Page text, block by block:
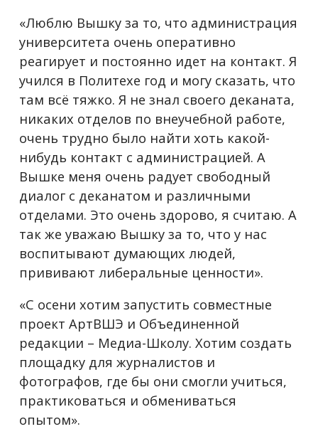
«Люблю Вышку за то, что администрация
университета очень оперативно
реагирует и постоянно идет на контакт. Я
учился в Политехе год и могу сказать, что
там всё тяжко. Я не знал своего деканата,
никаких отделов по внеучебной работе,
очень трудно было найти хоть какой-
нибудь контакт с администрацией. А
Вышке меня очень радует свободный
диалог с деканатом и различными
отделами. Это очень здорово, я считаю. А
так же уважаю Вышку за то, что у нас
воспитывают думающих людей,
прививают либеральные ценности».
«С осени хотим запустить совместные
проект АртВШЭ и Объединенной
редакции – Медиа-Школу. Хотим создать
площадку для журналистов и
фотографов, где бы они смогли учиться,
практиковаться и обмениваться
опытом».